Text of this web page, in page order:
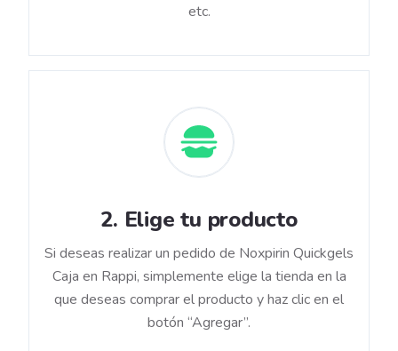
etc.
2. Elige tu producto
Si deseas realizar un pedido de Noxpirin Quickgels
Caja en Rappi, simplemente elige la tienda en la
que deseas comprar el producto y haz clic en el
botón “Agregar”.